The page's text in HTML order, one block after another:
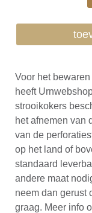
Voor het
heeft
strooikokers
het afnemen van
van de
op het land of
standaard
andere maat
neem dan gerust
graag. Meer info